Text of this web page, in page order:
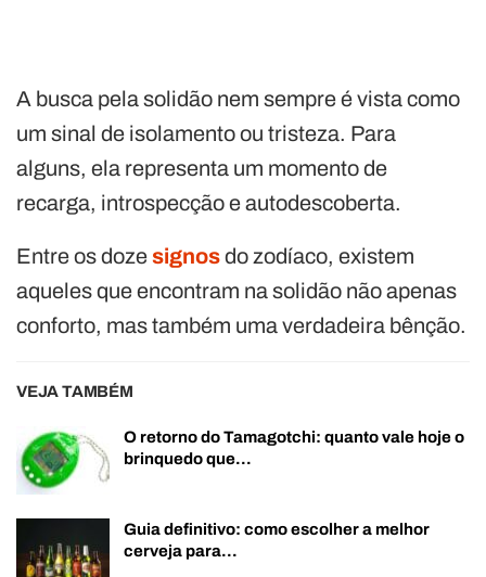
A busca pela solidão nem sempre é vista como
um sinal de isolamento ou tristeza. Para
alguns, ela representa um momento de
recarga, introspecção e autodescoberta.
Entre os dozesignosdo zodíaco, existem
aqueles que encontram na solidão não apenas
conforto, mas também uma verdadeira bênção.
VEJA TAMBÉM
O retorno do Tamagotchi: quanto vale hoje o
brinquedo que…
Guia definitivo: como escolher a melhor
cerveja para…